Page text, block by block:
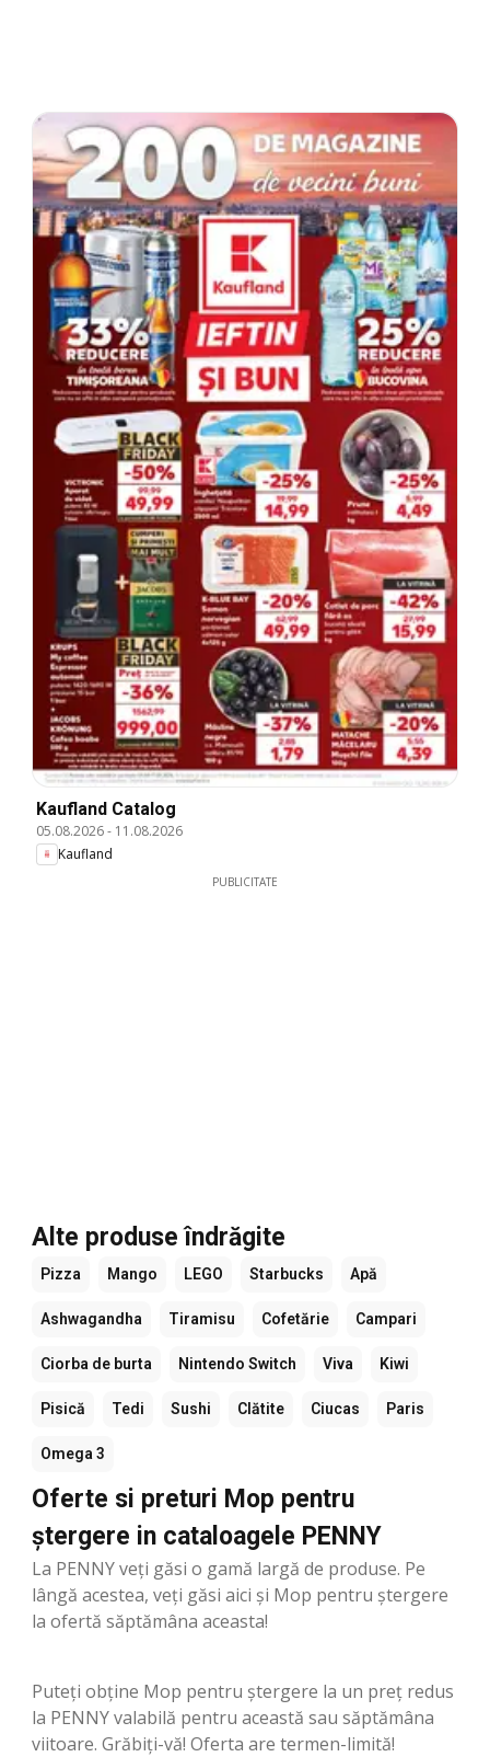
Kaufland Catalog
05.08.2026- 11.08.2026
Kaufland
PUBLICITATE
Alte produse îndrăgite
Pizza Mango LEGO Starbucks Apă
Ashwagandha Tiramisu Cofetărie Campari
Ciorba de burta Nintendo Switch Viva Kiwi
Pisică Tedi Sushi Clătite Ciucas Paris
Omega 3
Oferte si preturi Mop pentru
ștergere in cataloagele PENNY
La PENNY veți găsi o gamă largă de produse. Pe
lângă acestea, veți găsi aici și Mop pentru ștergere
la ofertă săptămâna aceasta!
Puteți obține Mop pentru ștergere la un preț redus
la PENNY valabilă pentru această sau săptămâna
viitoare. Grăbiți-vă! Oferta are termen-limită!